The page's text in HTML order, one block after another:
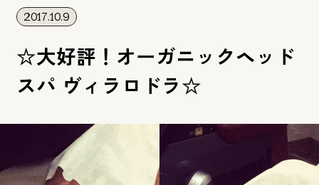
2017.10.9
☆大好評！オーガニックヘッド
スパ ヴィラロドラ☆